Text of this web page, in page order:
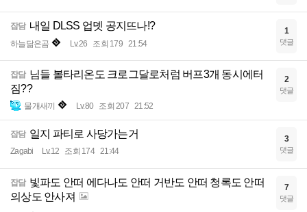
잡담 내일 DLSS 업뎃 공지뜨나!?
하늘닮은곰 Lv.26 조회 179 21:54
1
댓글
잡담 님들 볼타리온도 크로그달로처럼 버프3개 동시에터
짐??
물개새끼 Lv.80 조회 207 21:52
2
댓글
잡담 일지 파티로 사당가는거
Zagabi Lv.12 조회 174 21:44
3
댓글
잡담 빛파도 안떠 에다나도 안떠 거반도 안떠 청록도 안떠
의상도 안사져
7
댓글